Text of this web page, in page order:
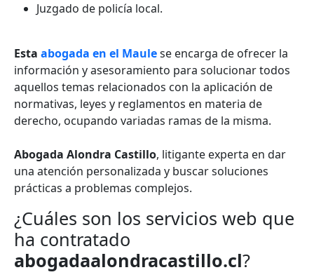
Juzgado de policía local.
Esta abogada en el Maulese encarga de ofrecer la
información y asesoramiento para solucionar todos
aquellos temas relacionados con la aplicación de
normativas, leyes y reglamentos en materia de
derecho, ocupando variadas ramas de la misma.
Abogada Alondra Castillo, litigante experta en dar
una atención personalizada y buscar soluciones
prácticas a problemas complejos.
¿Cuáles son los servicios web que
ha contratado
abogadaalondracastillo.cl?